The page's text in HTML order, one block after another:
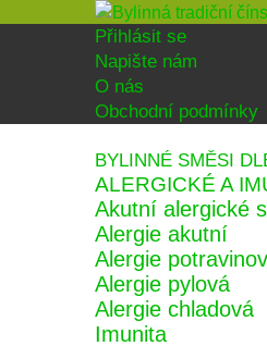
Přihlásit se
Napište nám
O nás
Obchodní podmínky
BYLINNÉ SMĚSI
ALERGICKÉ A
Akutní alergické
Alergie akutní
Alergie
Alergie pylová
Alergie chladová
Imunita